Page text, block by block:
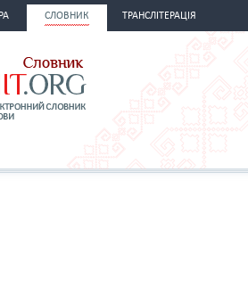
СЛОВНИК ТРАНСЛІТЕРАЦІЯ